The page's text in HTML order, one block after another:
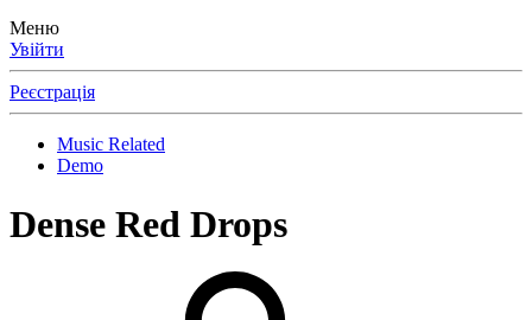
Меню
Увійти
Реєстрація
Music Related
Demo
Dense Red Drops